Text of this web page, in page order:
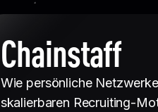
Chainstaff
Wie persönliche
skalierbaren Recruiting-